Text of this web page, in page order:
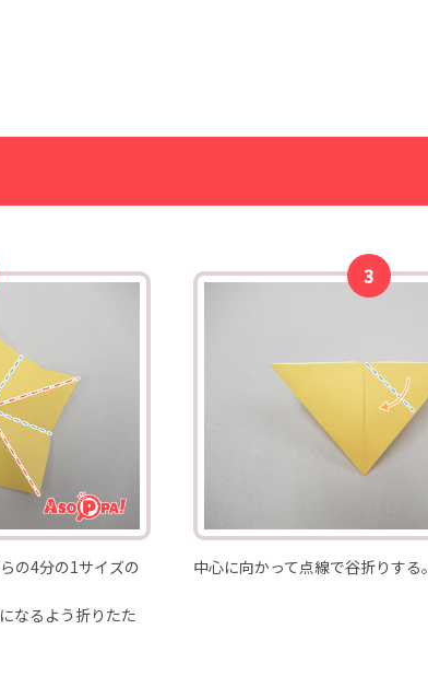
の4分の1サイズの
なるよう折りたた
中心に向かって点線で谷折りする。